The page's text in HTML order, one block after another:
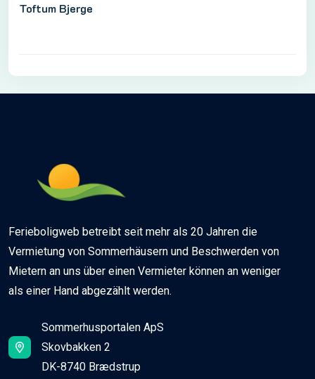
Toftum Bjerge
Ferieboligweb betreibt seit mehr als 20 Jahren die
Vermietung von Sommerhäusern und Beschwerden von
Mietern an uns über einen Vermieter können an weniger
als einer Hand abgezählt werden.
Sommerhusportalen ApS
Skovbakken 2
DK-8740 Brædstrup